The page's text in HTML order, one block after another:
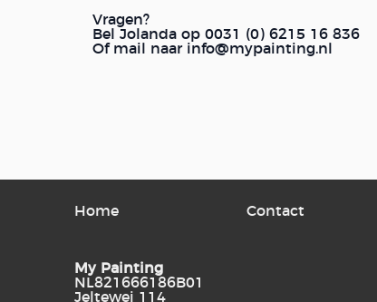
Vragen?
Bel Jolanda op 0031 (0) 6215 16 836
Of mail naar info@mypainting.nl
Home Contact
My Painting
NL821666186B01
Jeltewei 114